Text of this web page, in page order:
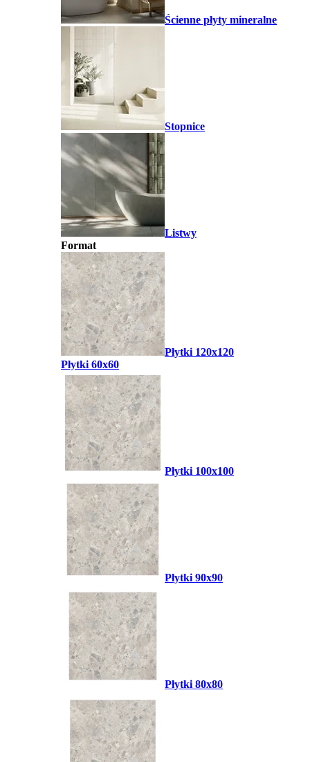
Ścienne płyty mineralne
Stopnice
Listwy
Format
Płytki 120x120
Płytki 60x60
Płytki 100x100
Płytki 90x90
Płytki 80x80